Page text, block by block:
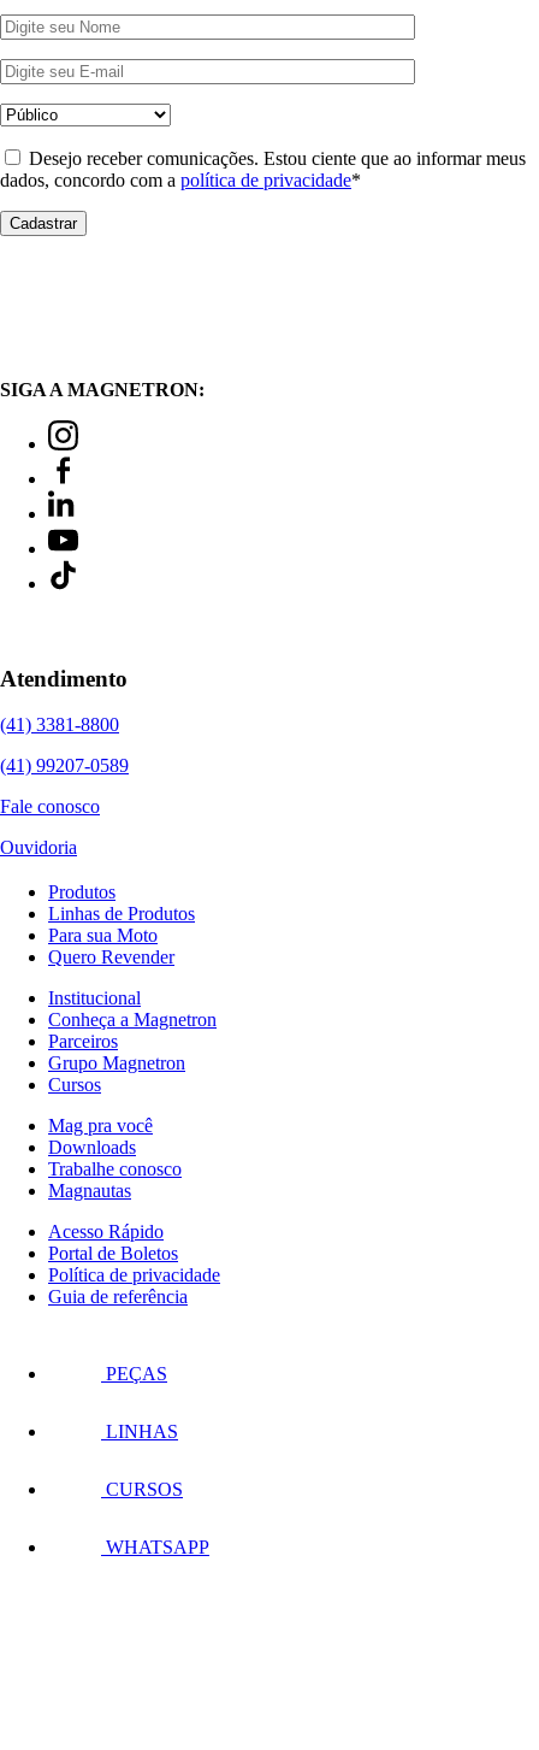
Desejo receber comunicações. Estou ciente que ao informar meus
dados, concordo com a política de privacidade*
SIGA A MAGNETRON:
Atendimento
(41) 3381-8800
(41) 99207-0589
Fale conosco
Ouvidoria
Produtos
Linhas de Produtos
Para sua Moto
Quero Revender
Institucional
Conheça a Magnetron
Parceiros
Grupo Magnetron
Cursos
Mag pra você
Downloads
Trabalhe conosco
Magnautas
Acesso Rápido
Portal de Boletos
Política de privacidade
Guia de referência
PEÇAS
LINHAS
CURSOS
WHATSAPP